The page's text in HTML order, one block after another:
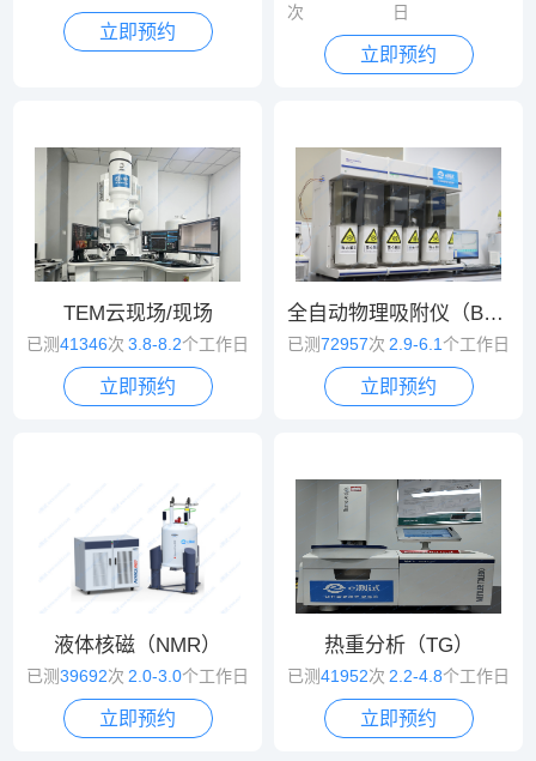
立即预约
次
日
立即预约
TEM云现场/现场
已测41346次 3.8-8.2个工作日
立即预约
全自动物理吸附仪（BET）
已测72957次 2.9-6.1 个工作日
立即预约
液体核磁（NMR）
已测39692次 2.0-3.0个工作日
立即预约
热重分析（TG）
已测41952次 2.2-4.8个工作日
立即预约